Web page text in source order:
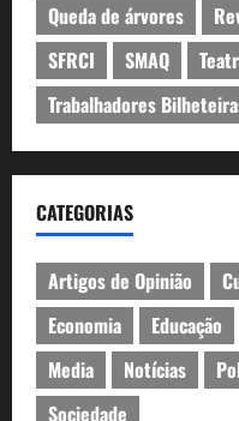
Queda de árvores
SFRCI
SMAQ
Trabalhadores
CATEGORIAS
Artigos de Opinião
Economia
Educação
Media
Notícias
Sociedade